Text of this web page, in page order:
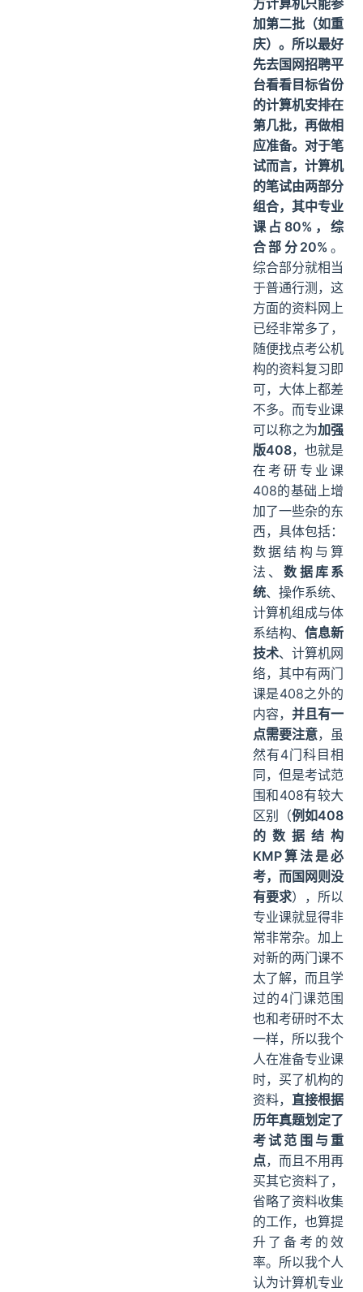
方计算机只能参
加第二批（如重
庆）。所以最好
先去国网招聘平
台看看目标省份
的计算机安排在
第几批，再做相
应准备。对于笔
试而言，计算机
的笔试由两部分
组合，其中专业
课占80%，综
合部分20% 。
综合部分就相当
于普通行测，这
方面的资料网上
已经非常多了，
随便找点考公机
构的资料复习即
可，大体上都差
不多。而专业课
可以称之为加强
版408，也就是
在考研专业课
408的基础上增
加了一些杂的东
西，具体包括：
数据结构与算
法、数据库系
统、操作系统、
计算机组成与体
系结构、 信息新
技术、计算机网
络，其中有两门
课是408之外的
内容， 并且有一
点需要注意，虽
然有4门科目相
同，但是考试范
围和408有较大
区别（例如408
的数据结构
KMP算法是必
考，而国网则没
有要求），所以
专业课就显得非
常非常杂。加上
对新的两门课不
太了解，而且学
过的4门课范围
也和考研时不太
一样，所以我个
人在准备专业课
时，买了机构的
资料， 直接根据
历年真题划定了
考试范围与重
点，而且不用再
买其它资料了，
省略了资料收集
的工作，也算提
升了备考的效
率。所以我个人
认为计算机专业